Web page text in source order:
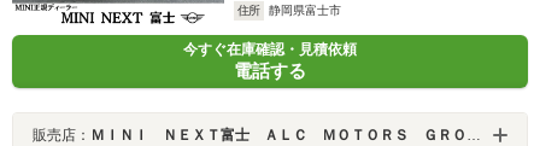
住所
静岡県富士市
今すぐ在庫確認・見積依頼
電話する
販売店： ＭＩＮＩ ＮＥＸＴ富士 ＡＬＣ ＭＯＴＯＲＳ ＧＲＯＵＰ